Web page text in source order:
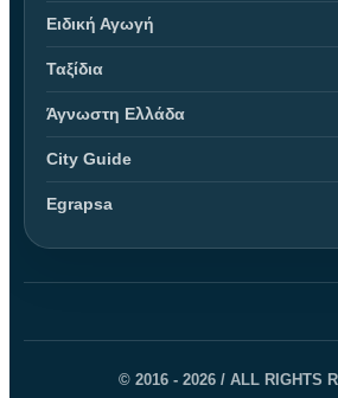
Ειδική Αγωγή
Ταξίδια
Άγνωστη Ελλάδα
City Guide
Egrapsa
© 2016 - 2026 / ALL RIGHTS